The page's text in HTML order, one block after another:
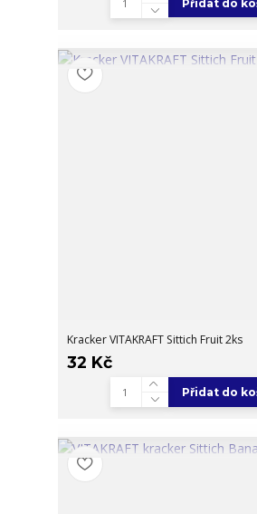
Přidat do
Kracker VITAKRAFT Sittich Fruit 2ks
32 Kč
Přidat do